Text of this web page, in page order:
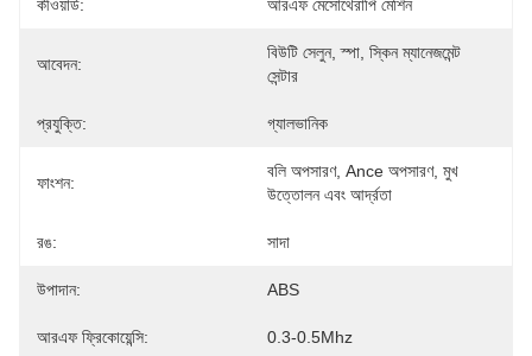
কীওয়ার্ড: আরএফ মেসোথেরাপি মেশিন
আবেদন:
বিউটি সেলুন, স্পা, স্কিন ম্যানেজমেন্ট
সেন্টার
প্রযুক্তি: গ্যালভানিক
ফাংশন:
বলি অপসারণ, Ance অপসারণ, মুখ
উত্তোলন এবং আর্দ্রতা
রঙ: সাদা
উপাদান: ABS
আরএফ ফ্রিকোয়েন্সি: 0.3-0.5Mhz